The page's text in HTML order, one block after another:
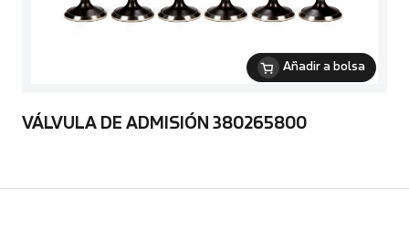
Añadir a bolsa
VÁLVULA DE ADMISIÓN 380265800